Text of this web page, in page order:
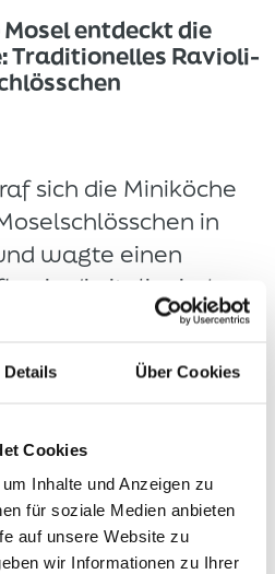
Details Über Cookies
Cookies
Inhalte und Anzeigen zu
für soziale Medien anbieten
auf unsere Website zu
wir Informationen zu Ihrer
entdeckt die
Traditionelles Ravioli-
sich die Miniköche
in
wagte einen
in die italienische
mehr lesen